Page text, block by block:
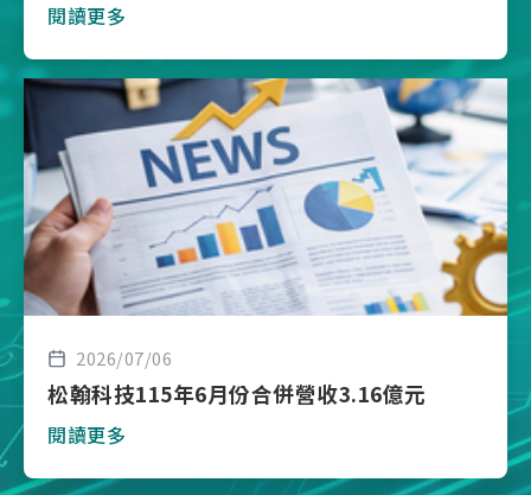
閱讀更多
2026/07/06
松翰科技115年6月份合併營收3.16億元
閱讀更多